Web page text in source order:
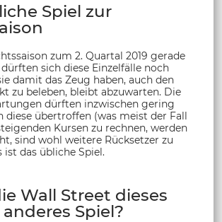
Spiel zur
zum 2. Quartal 2019 gerade
sich diese Einzelfälle noch
damit das Zeug haben, auch den
zu beleben, bleibt abzuwarten. Die
dürften inzwischen gering
diese übertroffen (was meist der Fall
Kursen zu rechnen, werden
sind wohl weitere Rücksetzer zu
ist das übliche Spiel.
Wall Street dieses
Spiel?